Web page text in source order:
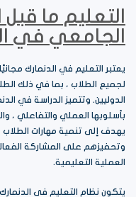
التعليم ما
الجامعي في
يعتبر التعليم في الدنمارك مجانيًا
لجميع الطلاب ، بما في ذلك
الدوليين. وتتميز الدراسة في
بأسلوبها العملي والتفاعلي ،
يهدف إلى تنمية مهارات الطلاب
وتحفيزهم على المشاركة
العملية التعليمية.
يتكون نظام التعليم في